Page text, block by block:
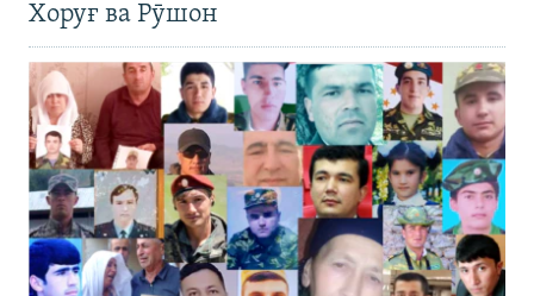
Хоруғ ва Рӯшон